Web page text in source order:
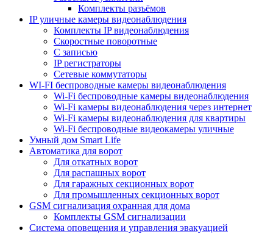
Комплекты разъёмов
IP уличные камеры видеонаблюдения
Комплекты IP видеонаблюдения
Скоростные поворотные
С записью
IP регистраторы
Сетевые коммутаторы
WI-FI беспроводные камеры видеонаблюдения
Wi-Fi беспроводные камеры видеонаблюдения
Wi-Fi камеры видеонаблюдения через интернет
Wi-Fi камеры видеонаблюдения для квартиры
Wi-Fi беспроводные видеокамеры уличные
Умный дом Smart Life
Автоматика для ворот
Для откатных ворот
Для распашных ворот
Для гаражных секционных ворот
Для промышленных секционных ворот
GSM сигнализация охранная для дома
Комплекты GSM сигнализации
Cистема оповещения и управления эвакуацией